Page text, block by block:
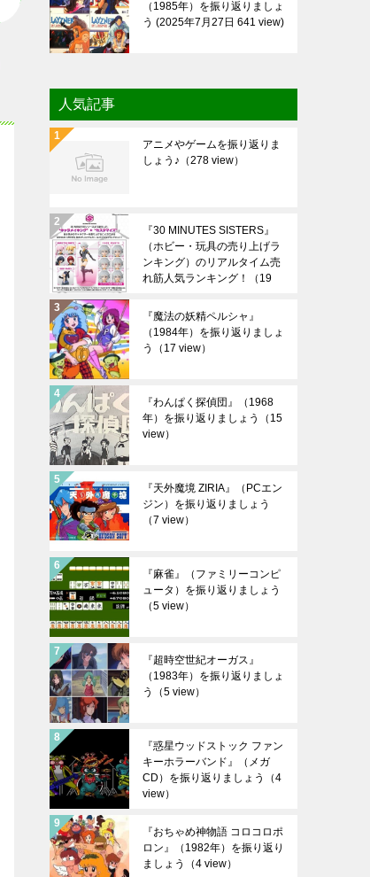
（1985年）を振り返りましょ
う
2025年7月27日 641 view
人気記事
アニメやゲームを振り返りま
しょう♪ （278 view）
『30 MINUTES SISTERS』
（ホビー・玩具の売り上げラ
ンキング）のリアルタイム売
れ筋人気ランキング！
（19
『魔法の妖精ペルシャ』
（1984年）を振り返りましょ
う
（17 view）
『わんぱく探偵団』（1968
年）を振り返りましょう
（15
view）
『天外魔境 ZIRIA』（PCエン
ジン）を振り返りましょう
（7 view）
『麻雀』（ファミリーコンピ
ュータ）を振り返りましょう
（5 view）
『超時空世紀オーガス』
（1983年）を振り返りましょ
う
（5 view）
『惑星ウッドストック ファン
キーホラーバンド』（メガ
CD）を振り返りましょう
（4
view）
『おちゃめ神物語 コロコロポ
ロン』（1982年）を振り返り
ましょう
（4 view）